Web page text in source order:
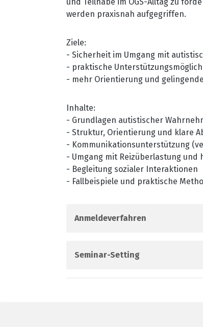
werden praxisnah aufgegriffen.
Ziele:
- Sicherheit im Umgang mit
- praktische
- mehr Orientierung und
Inhalte:
- Grundlagen autistischer
- Struktur, Orientierung und klare
- Kommunikationsunterstützung
- Umgang mit Reizüberlastung
- Begleitung sozialer Interaktionen
- Fallbeispiele und praktische
Anmeldeverfahren
Seminar-Setting